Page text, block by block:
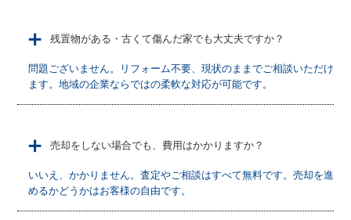
＋ 残置物がある・古くて傷んだ家でも大丈夫ですか？
問題ございません。リフォーム不要、現状のままでご相談いただけ
ます。地域の企業ならではの柔軟な対応が可能です。
＋ 売却をしない場合でも、費用はかかりますか？
いいえ、かかりません。査定やご相談はすべて無料です。売却を進
めるかどうかはお客様の自由です。